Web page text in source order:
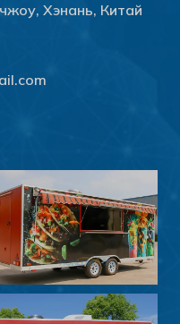
Хэнань, Китай
Српски језик
Norsk nynorsk
Maori
Eesti
Български
Slovenčina